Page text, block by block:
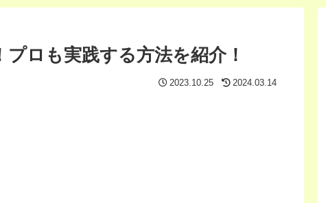
ロも実践する方法を紹介！
2023.10.25 2024.03.14